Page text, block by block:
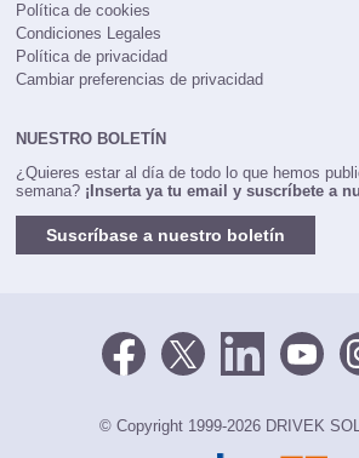
Política de cookies
Condiciones Legales
Política de privacidad
Cambiar preferencias de privacidad
NUESTRO BOLETÍN
¿Quieres estar al día de todo lo que hemos
semana? ¡Inserta ya tu email y suscríbete a
Suscríbase a nuestro boletín
© Copyright 1999-2026 DRIVEK